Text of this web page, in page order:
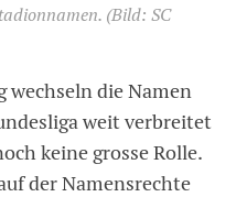
(Bild: SC
wechseln die Namen
weit verbreitet
keine grosse Rolle.
der Namensrechte